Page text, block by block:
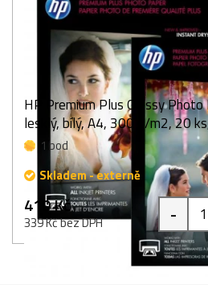
HP Premium Plus Glossy
lesklý, bílý, A4, 300 g/m2, 20
1 bod
Skladem - externě
410 Kč
339 Kč bez DPH -